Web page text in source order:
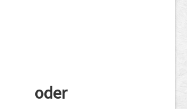
oder